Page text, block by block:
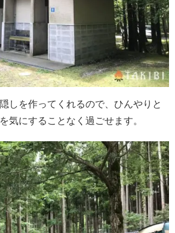
しを作ってくれるので、ひんやりと
気にすることなく過ごせます。